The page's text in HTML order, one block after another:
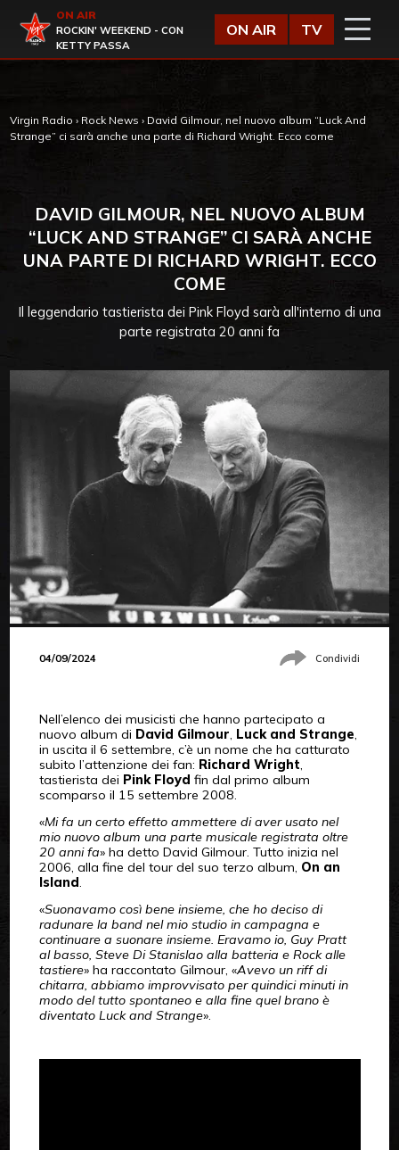
Virgin Radio
ON AIR
ROCKIN' WEEKEND - CON
KETTY PASSA
ON AIR TV
Virgin Radio › Rock News › David Gilmour, nel nuovo album “Luck And
Strange” ci sarà anche una parte di Richard Wright. Ecco come
DAVID GILMOUR, NEL NUOVO ALBUM
“LUCK AND STRANGE” CI SARÀ ANCHE
UNA PARTE DI RICHARD WRIGHT. ECCO
COME
Il leggendario tastierista dei Pink Floyd sarà all'interno di una
parte registrata 20 anni fa
04/09/2024 Condividi
Nell’elenco dei musicisti che hanno partecipato a
nuovo album di David Gilmour, Luck and Strange,
in uscita il 6 settembre, c’è un nome che ha catturato
subito l’attenzione dei fan: Richard Wright,
tastierista dei Pink Floyd fin dal primo album
scomparso il 15 settembre 2008.
«Mi fa un certo effetto ammettere di aver usato nel
mio nuovo album una parte musicale registrata oltre
20 anni fa» ha detto David Gilmour. Tutto inizia nel
2006, alla fine del tour del suo terzo album, On an
Island.
«Suonavamo così bene insieme, che ho deciso di
radunare la band nel mio studio in campagna e
continuare a suonare insieme. Eravamo io, Guy Pratt
al basso, Steve Di Stanislao alla batteria e Rock alle
tastiere» ha raccontato Gilmour, «Avevo un riff di
chitarra, abbiamo improvvisato per quindici minuti in
modo del tutto spontaneo e alla fine quel brano è
diventato Luck and Strange».